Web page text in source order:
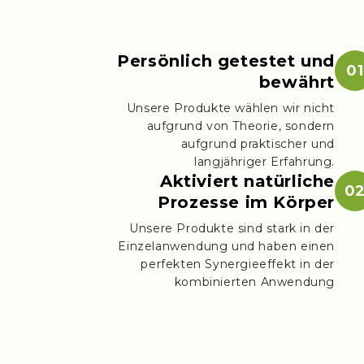
01
Persönlich getestet und
bewährt
Unsere Produkte wählen wir nicht
aufgrund von Theorie, sondern
aufgrund praktischer und
langjähriger Erfahrung.
Aktiviert natürliche
Prozesse im Körper
Unsere Produkte sind stark in der
Einzelanwendung und haben einen
perfekten Synergieeffekt in der
kombinierten Anwendung